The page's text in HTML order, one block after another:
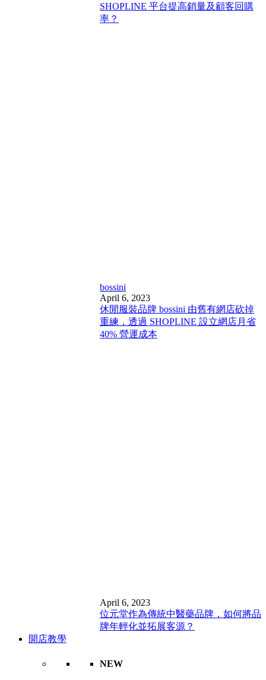
SHOPLINE 平台提高銷量及顧客回購
率？
bossini
April 6, 2023
休閒服裝品牌 bossini 由舊有網店砍掉
重練，透過 SHOPLINE 設立網店月省
40% 營運成本
April 6, 2023
位元堂作為傳統中醫藥品牌，如何將品
牌年輕化並拓展客源？
開店教學
NEW